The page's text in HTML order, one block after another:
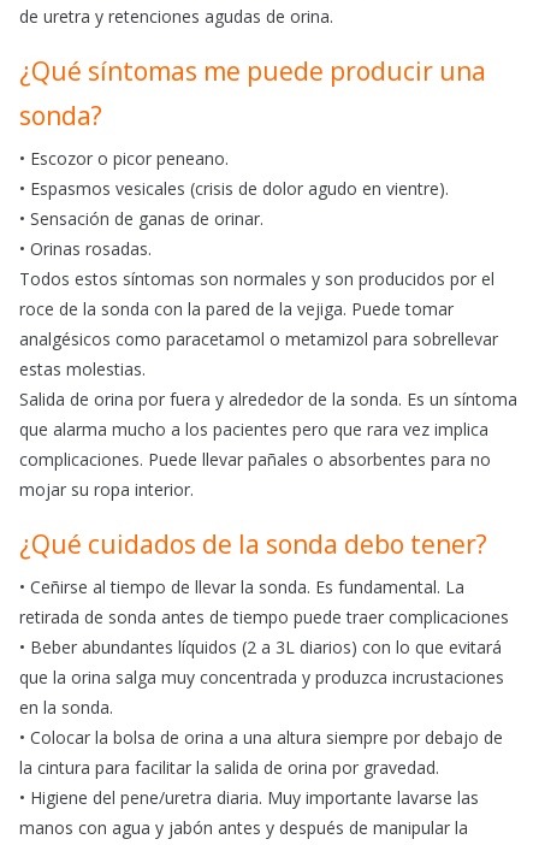
de uretra y retenciones agudas de orina.
¿Qué síntomas me puede producir una
sonda?
• Escozor o picor peneano.
• Espasmos vesicales (crisis de dolor agudo en vientre).
• Sensación de ganas de orinar.
• Orinas rosadas.
Todos estos síntomas son normales y son producidos por el
roce de la sonda con la pared de la vejiga. Puede tomar
analgésicos como paracetamol o metamizol para sobrellevar
estas molestias.
Salida de orina por fuera y alrededor de la sonda. Es un síntoma
que alarma mucho a los pacientes pero que rara vez implica
complicaciones. Puede llevar pañales o absorbentes para no
mojar su ropa interior.
¿Qué cuidados de la sonda debo tener?
• Ceñirse al tiempo de llevar la sonda. Es fundamental. La
retirada de sonda antes de tiempo puede traer complicaciones
• Beber abundantes líquidos (2 a 3L diarios) con lo que evitará
que la orina salga muy concentrada y produzca incrustaciones
en la sonda.
• Colocar la bolsa de orina a una altura siempre por debajo de
la cintura para facilitar la salida de orina por gravedad.
• Higiene del pene/uretra diaria. Muy importante lavarse las
manos con agua y jabón antes y después de manipular la